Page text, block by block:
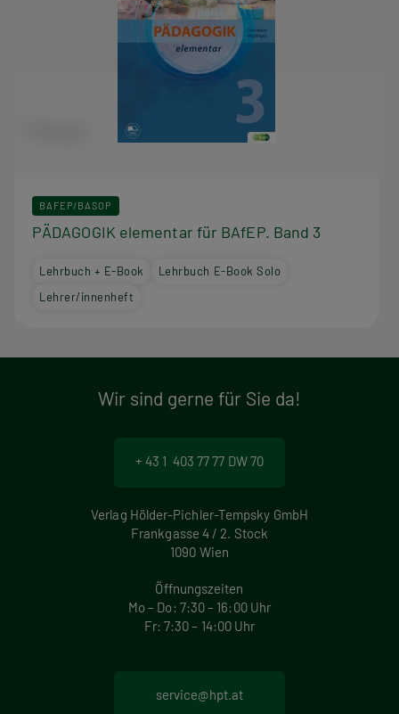
BAFEP/BASOP
PÄDAGOGIK elementar für BAfEP. Band 3
Lehrbuch + E-Book
Lehrbuch E-Book Solo
Lehrer/innenheft
Wir sind gerne für Sie da!
+ 43 1 403 77 77 DW 70
Verlag Hölder-Pichler-Tempsky GmbH
Frankgasse 4 / 2. Stock
1090 Wien
Öffnungszeiten
Mo – Do: 7:30 – 16:00 Uhr
Fr: 7:30 – 14:00 Uhr
service@hpt.at